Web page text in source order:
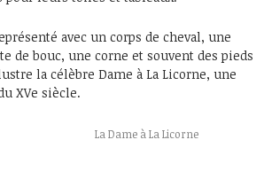
avec un corps de cheval, une
de bouc, une corne et souvent des pieds
la célèbre Dame à La Licorne, une
XVe siècle.
La Dame à La Licorne